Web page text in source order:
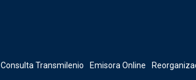
Consulta Transmilenio Emisora Online